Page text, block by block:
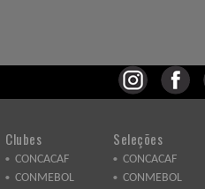
Clubes
CONCACAF
CONMEBOL
Seleções
CONCACAF
CONMEBOL